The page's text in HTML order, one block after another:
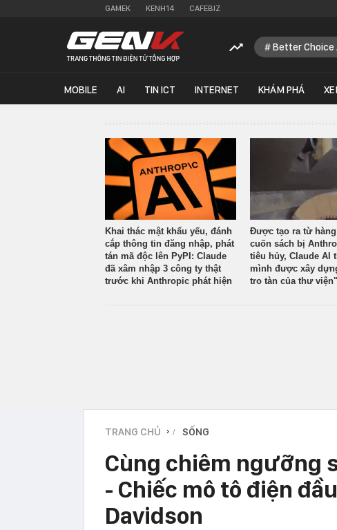
GAMEK KENH14 CAFEBIZ
Better Choice
MOBILE AI TIN ICT INTERNET KHÁM PHÁ
Khai thác mật khẩu yếu, đánh
cắp thông tin đăng nhập, phát
tán mã độc lên PyPI: Claude
đã xâm nhập 3 công ty thật
trước khi Anthropic phát hiện
Được tạo ra từ
cuốn sách bị
tiêu hủy, Claude AI
mình được xây
tro tàn của thư viện"
TRANG CHỦ › SỐNG
Cùng chiêm ngưỡng
- Chiếc mô tô điện
Davidson